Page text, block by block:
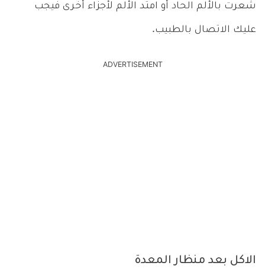
شعرت بالألم الحاد أو امتد الألم لأجزاء أخرى فيجب
عليك الاتصال بالطبيب.
ADVERTISEMENT
الاكل بعد منظار المعدة